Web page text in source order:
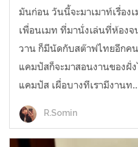
มันก่อน วันนี้จะมาเมาท์เรื่อ
เพื่อนเมท ที่มานั่งเล่นที่ห้องจ
วาน ก็มีนัดกับสต๊าฟไทยอีกคน
แคมปัสก็จะมาสอนงานของฝั่
แคมปัส เผื่อบางทีเรามีงานท
R.Somin